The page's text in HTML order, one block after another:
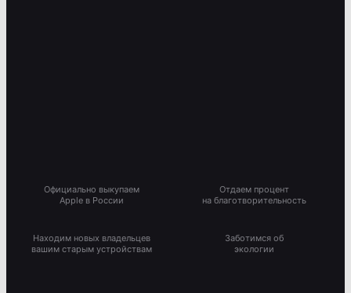
Официально выкупаем
Apple в России
Отдаем процент
на благотворительность
Находим новых владельцев
вашим старым устройствам
Заботимся об
экологии